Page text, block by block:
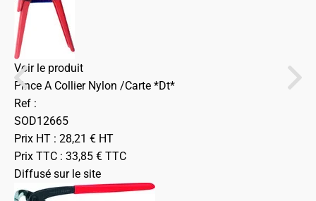
Voir le produit
Pince A Collier Nylon /Carte *Dt*
Ref :
SOD12665
Prix HT : 28,21 € HT
Prix TTC : 33,85 € TTC
Diffusé sur le site